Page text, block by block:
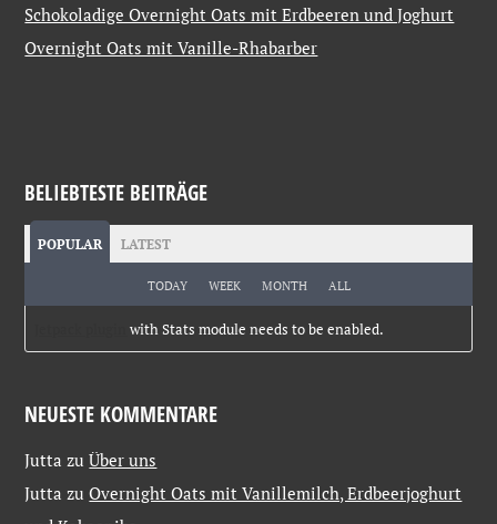
Schokoladige Overnight Oats mit Erdbeeren und Joghurt
Overnight Oats mit Vanille-Rhabarber
BELIEBTESTE BEITRÄGE
POPULAR LATEST
TODAY WEEK MONTH ALL
with Stats module needs to be enabled.
NEUESTE KOMMENTARE
Jutta zuÜber uns
Jutta zuOvernight Oats mit Vanillemilch, Erdbeerjoghurt